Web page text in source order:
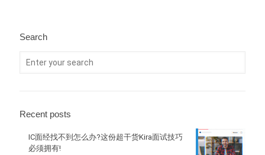
Search
Recent posts
IC面经找不到怎么办?这份超干货Kira面试技巧
必须拥有!